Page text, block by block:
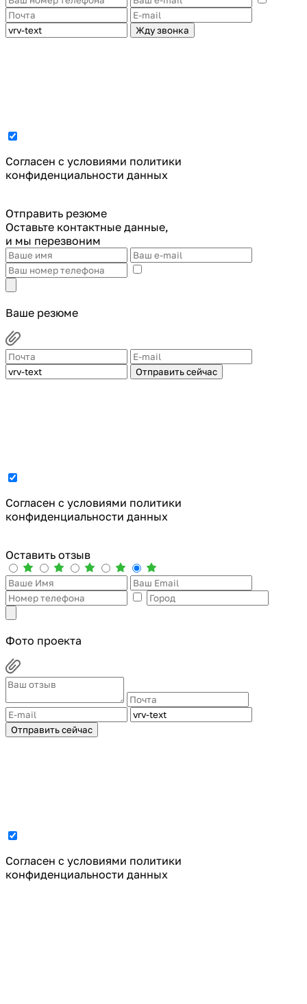
Жду звонка
Cогласен с условиями политики
конфиденциальности данных
Отправить резюме
Оставьте контактные данные,
и мы перезвоним
Ваше резюме
Отправить сейчас
Cогласен с условиями политики
конфиденциальности данных
Оставить отзыв
Фото проекта
Отправить сейчас
Cогласен с условиями политики
конфиденциальности данных